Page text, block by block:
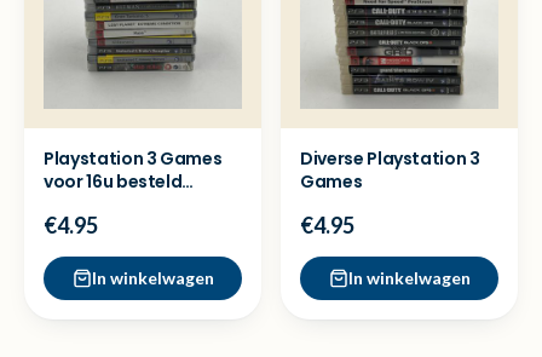
Playstation 3 Games
voor 16u besteld
verzonden
€4.95
In winkelwagen
Diverse Playstation 3
Games
€4.95
In winkelwagen